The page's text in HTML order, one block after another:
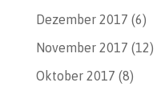
Dezember 2017 (6)
November 2017 (12)
Oktober 2017 (8)